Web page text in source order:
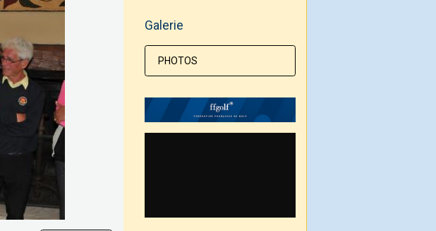
Galerie
PHOTOS